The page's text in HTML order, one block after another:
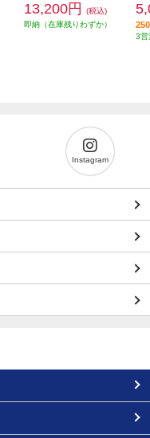
13,200円
(税込)
即納（在庫残りわずか）
3営
Instagram